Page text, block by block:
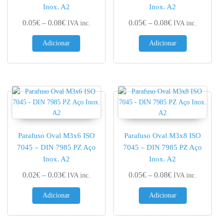
Inox. A2
0.05€ – 0.08€Price range: 0.05€ through 0.08€
IVA inc.
Adicionar
Inox. A2
0.05€ – 0.08€Price range:
IVA inc.
Adicionar
Parafuso Oval M3x6 ISO
7045 – DIN 7985 PZ Aço
Inox. A2
0.02€ – 0.03€Price range: 0.02€ through 0.03€
IVA inc.
Adicionar
Parafuso Oval M3x8 ISO
7045 – DIN 7985 PZ Aço
Inox. A2
0.05€ – 0.08€Price range:
IVA inc.
Adicionar